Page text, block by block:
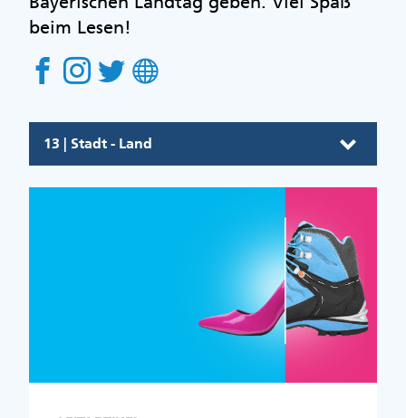
13 | Stadt - Land
beim Lesen!